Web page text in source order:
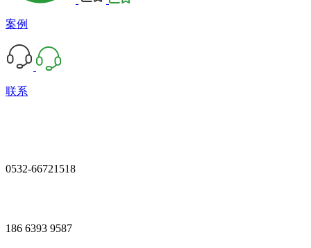
案例
联系
0532-66721518
186 6393 9587